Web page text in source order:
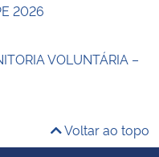
2026
VOLUNTÁRIA –
Voltar ao topo